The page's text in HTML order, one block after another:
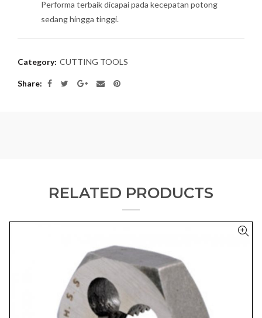
Performa terbaik dicapai pada kecepatan potong
sedang hingga tinggi.
Category: CUTTING TOOLS
Share
RELATED PRODUCTS